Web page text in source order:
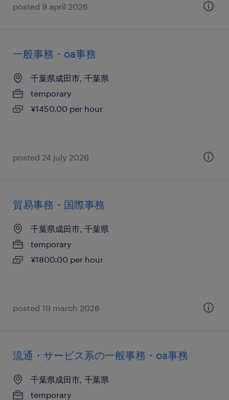
posted 9 april 2026
一般事務・oa事務
千葉県成田市, 千葉県
temporary
¥1450.00 per hour
posted 24 july 2026
貿易事務・国際事務
千葉県成田市, 千葉県
temporary
¥1800.00 per hour
posted 19 march 2026
流通・サービス系の一般事務・oa事務
千葉県成田市, 千葉県
temporary